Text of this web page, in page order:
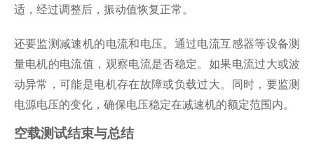
适，经过调整后，振动值恢复正常。
还要监测减速机的电流和电压。通过电流互感器等设备测
量电机的电流值，观察电流是否稳定。如果电流过大或波
动异常，可能是电机存在故障或负载过大。同时，要监测
电源电压的变化，确保电压稳定在减速机的额定范围内。
空载测试结束与总结